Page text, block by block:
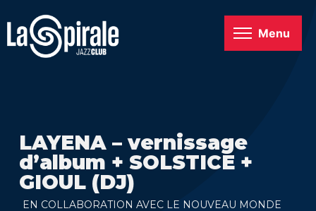
Menu
LAYENA – vernissage
d’album + SOLSTICE +
GIOUL (DJ)
EN COLLABORATION AVEC LE NOUVEAU MONDE